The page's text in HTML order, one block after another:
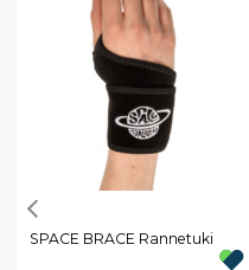
SPACE BRACE Rannetuki